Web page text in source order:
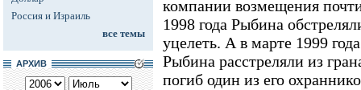
Россия и Израиль
все темы
АРХИВ
компании возмещения
1998 года Рыбина
уцелеть. А в марте 1999
Рыбина расстреляли из
погиб один из его